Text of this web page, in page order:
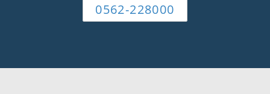
0562-228000